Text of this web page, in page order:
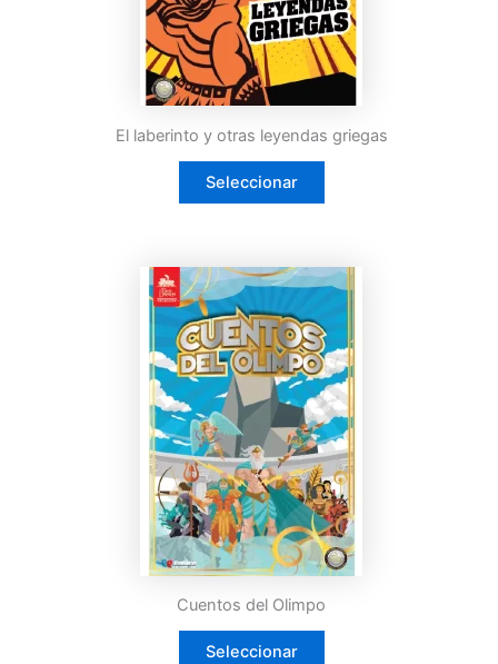
El laberinto y otras leyendas griegas
Seleccionar
Cuentos del Olimpo
Seleccionar